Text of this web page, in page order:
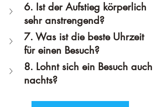
6. Ist der Aufstieg körperlich
sehr anstrengend?
7. Was ist die beste Uhrzeit
für einen Besuch?
8. Lohnt sich ein Besuch auch
nachts?